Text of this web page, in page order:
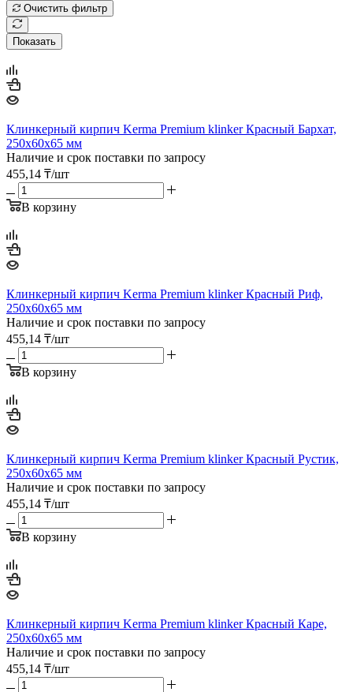
Очистить фильтр
Показать
Клинкерный кирпич Kerma Premium klinker Красный Бархат,
250х60х65 мм
Наличие и срок поставки по запросу
455,14 ₸/шт
В корзину
Клинкерный кирпич Kerma Premium klinker Красный Риф,
250х60х65 мм
Наличие и срок поставки по запросу
455,14 ₸/шт
В корзину
Клинкерный кирпич Kerma Premium klinker Красный Рустик,
250х60х65 мм
Наличие и срок поставки по запросу
455,14 ₸/шт
В корзину
Клинкерный кирпич Kerma Premium klinker Красный Каре,
250х60х65 мм
Наличие и срок поставки по запросу
455,14 ₸/шт